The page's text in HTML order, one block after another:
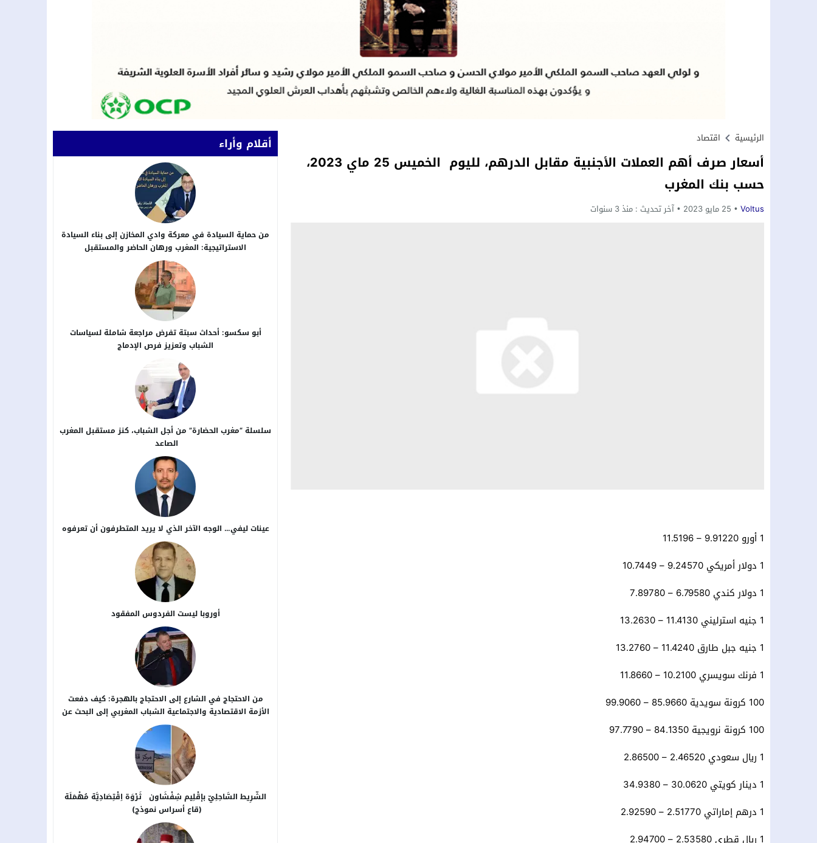
الرئيسية اقتصاد
أسعار صرف أهم العملات الأجنبية مقابل الدرهم، لليوم الخميس 25 ماي 2023،
حسب بنك المغرب
Voltus 25 مايو 2023 آخر تحديث : منذ 3 سنوات
1 أورو 9.91220 – 11.5196
1 دولار أمريكي 9.24570 – 10.7449
1 دولار كندي 6.79580 – 7.89780
1 جنيه استرليني 11.4130 – 13.2630
1 جنيه جبل طارق 11.4240 – 13.2760
1 فرنك سويسري 10.2100 – 11.8660
100 كرونة سويدية 85.9660 – 99.9060
100 كرونة نرويجية 84.1350 – 97.7790
1 ريال سعودي 2.46520 – 2.86500
1 دينار كويتي 30.0620 – 34.9380
1 درهم إماراتي 2.51770 – 2.92590
1 ريال قطري 2.53580 – 2.94700
أقلام وأراء
من حماية السيادة في معركة وادي المخازن إلى بناء السيادة
الاستراتيجية: المغرب ورهان الحاضر والمستقبل
أبو سكسو: أحداث سبتة تفرض مراجعة شاملة لسياسات
الشباب وتعزيز فرص الإدماج
سلسلة “مغرب الحضارة” من أجل ​الشباب، كنز مستقبل المغرب
الصاعد
عينات ليفي… الوجه الآخر الذي لا يريد المتطرفون أن تعرفوه
أوروبا ليست الفردوس المفقود
من الاحتجاج في الشارع إلى الاحتجاج بالهجرة: كيف دفعت
الأزمة الاقتصادية والاجتماعية الشباب المغربي إلى البحث عن
بدائل خارج الوطن؟
الشَّرِيط السَّاحِلِيّ بإقْلِيم شِفْشَاون ثَرْوَة اِقْتِصَادِيَّة مُهْمَلَة
(قاع أسراس نموذج)